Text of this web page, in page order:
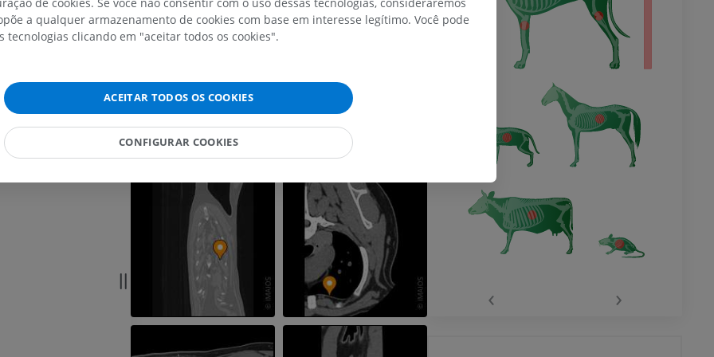
Cavalo - Osteologia
Radiografias
Cavalo - carpo
TC
Horse - Finger and Hoof
‹ ›
de cookies. Se você não consentir com o uso dessas tecnologias, consideraremos
a qualquer armazenamento de cookies com base em interesse legítimo. Você pode
tecnologias clicando em "aceitar todos os cookies".
ACEITAR TODOS OS COOKIES
CONFIGURAR COOKIES